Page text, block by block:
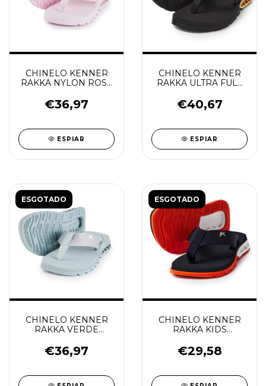
CHINELO KENNER
RAKKA NYLON ROSA
€36,97
ESPIAR
CHINELO KENNER
RAKKA ULTRA FULL
PRETO/DOURADO/
€40,67
ESPIAR
ESGOTADO
CHINELO KENNER
RAKKA VERDE
€36,97
ESGOTADO
CHINELO KENNER
RAKKA KIDS
€29,58